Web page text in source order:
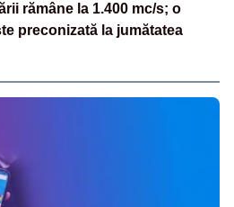
rămâne la 1.400 mc/s; o
preconizată la jumătatea